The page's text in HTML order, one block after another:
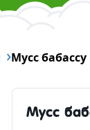
Эфирные
Мусс бабассу
Мусс